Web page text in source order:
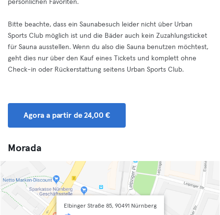
persönlichen Favoriten.
Bitte beachte, dass ein Saunabesuch leider nicht über Urban
Sports Club möglich ist und die Bäder auch kein Zuzahlungsticket
für Sauna ausstellen. Wenn du also die Sauna benutzen möchtest,
geht dies nur über den Kauf eines Tickets und komplett ohne
Check-in oder Rückerstattung seitens Urban Sports Club.
Agora a partir de 24,00 €
Morada
Elbinger Straße 85, 90491 Nürnberg